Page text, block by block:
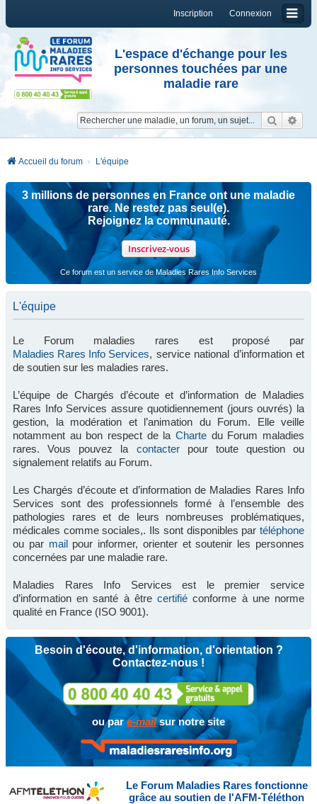
Connexion
Inscription
L'espace d'échange pour les
personnes touchées par une
maladie rare
Accueil du forum L'équipe
3 millions de personnes en France ont une maladie
rare. Ne restez pas seul(e).
Rejoignez la communauté.
Inscrivez-vous
Ce forum est un service de Maladies Rares Info Services
L'équipe
Le Forum maladies rares est proposé par
Maladies Rares Info Services, service national d’information et
de soutien sur les maladies rares.
L’équipe de Chargés d’écoute et d’information de Maladies
Rares Info Services assure quotidiennement (jours ouvrés) la
gestion, la modération et l’animation du Forum. Elle veille
notamment au bon respect de la Charte du Forum maladies
rares. Vous pouvez la contacterpour toute question ou
signalement relatifs au Forum.
Les Chargés d’écoute et d’information de Maladies Rares Info
Services sont des professionnels formé à l’ensemble des
pathologies rares et de leurs nombreuses problématiques,
médicales comme sociales,. Ils sont disponibles par téléphone
ou par mailpour informer, orienter et soutenir les personnes
concernées par une maladie rare.
Maladies Rares Info Services est le premier service
d’information en santé à êtrecertifié conforme à une norme
qualité en France (ISO 9001).
Besoin d'écoute, d'information, d'orientation ?
Contactez-nous !
ou pare-mailsur notre site
Le Forum Maladies Rares fonctionne
grâce au soutien de l'AFM-Téléthon